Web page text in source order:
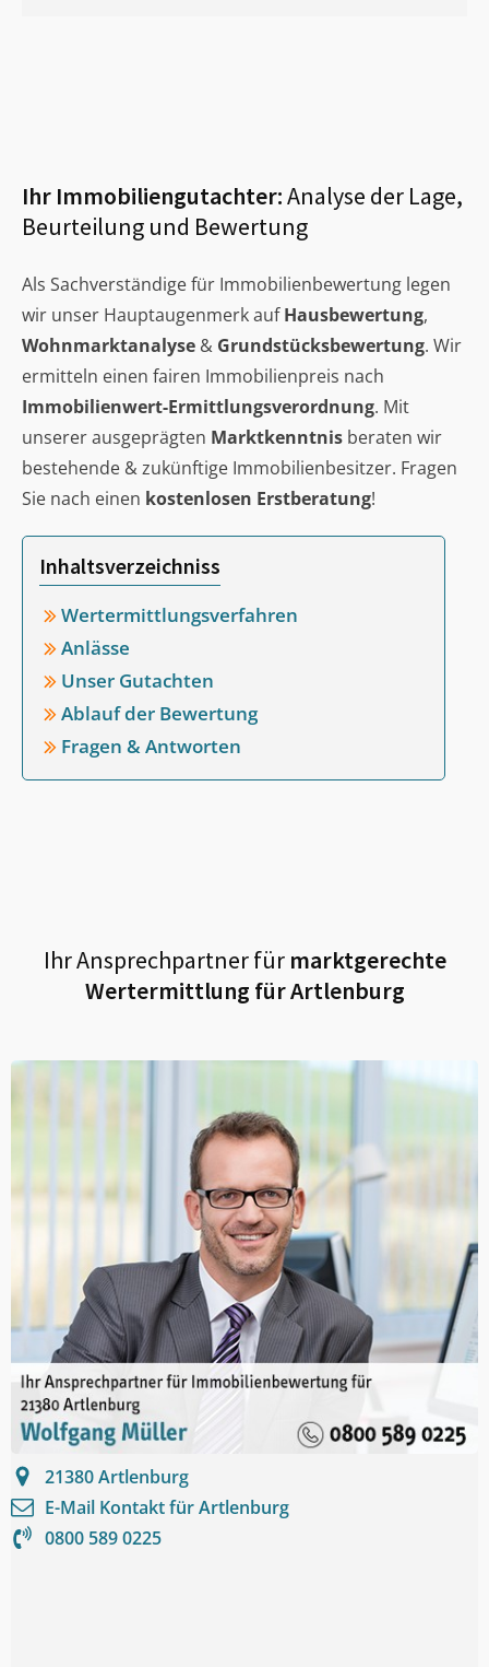
Ihr Immobiliengutachter:Analyse der Lage,
Beurteilung und Bewertung
Als Sachverständige für Immobilienbewertung legen
wir unser Hauptaugenmerk aufHausbewertung,
Wohnmarktanalyse & Grundstücksbewertung. Wir
ermitteln einen fairen Immobilienpreis nach
Immobilienwert-Ermittlungsverordnung. Mit
unserer ausgeprägten Marktkenntnis beraten wir
bestehende & zukünftige Immobilienbesitzer. Fragen
Sie nach einen kostenlosen Erstberatung!
Inhaltsverzeichniss
Wertermittlungsverfahren
Anlässe
Unser Gutachten
Ablauf der Bewertung
Fragen & Antworten
Ihr Ansprechpartner fürmarktgerechte
Wertermittlung fürArtlenburg
21380Artlenburg
E-Mail Kontakt fürArtlenburg
0800 589 0225